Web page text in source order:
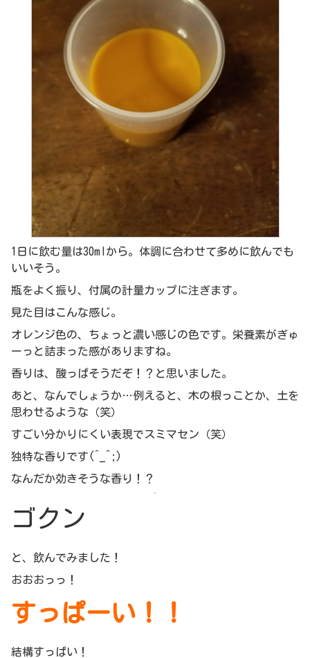
1日に飲む量は30mlから。体調に合わせて多めに飲んでも
いいそう。
瓶をよく振り、付属の計量カップに注ぎます。
見た目はこんな感じ。
オレンジ色の、ちょっと濃い感じの色です。栄養素がぎゅ
ーっと詰まった感がありますね。
香りは、酸っぱそうだぞ！？と思いました。
あと、なんでしょうか…例えると、木の根っことか、土を
思わせるような（笑）
すごい分かりにくい表現でスミマセン（笑）
独特な香りです(^_^;)
なんだか効きそうな香り！？
ゴクン
と、飲んでみました！
おおおっっ！
すっぱーい！！
結構すっぱい！